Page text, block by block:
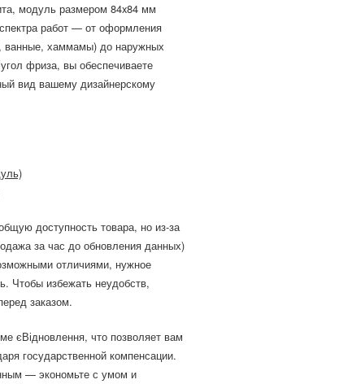
модуль размером 84x84 мм
работ — от оформления
ванные, хаммамы) до наружных
фриза, вы обеспечиваете
вид вашему дизайнерскому
доступность товара, но из-за
за час до обновления данных)
отличиями, нужное
Чтобы избежать неудобств,
заказом.
єВідновлення, что позволяет вам
государственной компенсации.
— экономьте с умом и